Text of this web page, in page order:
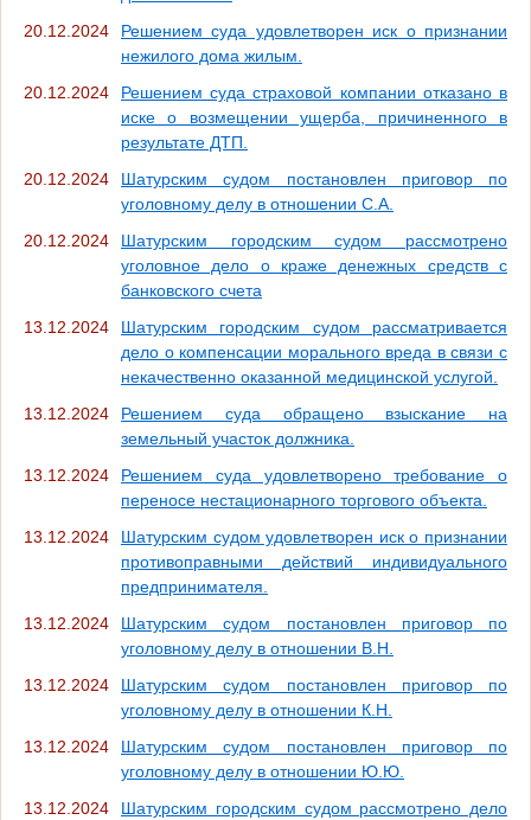
20.12.2024
Решением суда удовлетворен иск о признании
нежилого дома жилым.
20.12.2024
Решением суда страховой компании отказано в
иске о возмещении ущерба, причиненного в
результате ДТП.
20.12.2024
Шатурским судом постановлен приговор по
уголовному делу в отношении С.А.
20.12.2024
Шатурским городским судом рассмотрено
уголовное дело о краже денежных средств с
банковского счета
13.12.2024
Шатурским городским судом рассматривается
дело о компенсации морального вреда в связи с
некачественно оказанной медицинской услугой.
13.12.2024
Решением суда обращено взыскание на
земельный участок должника.
13.12.2024
Решением суда удовлетворено требование о
переносе нестационарного торгового объекта.
13.12.2024
Шатурским судом удовлетворен иск о признании
противоправными действий индивидуального
предпринимателя.
13.12.2024
Шатурским судом постановлен приговор по
уголовному делу в отношении В.Н.
13.12.2024
Шатурским судом постановлен приговор по
уголовному делу в отношении К.Н.
13.12.2024
Шатурским судом постановлен приговор по
уголовному делу в отношении Ю.Ю.
13.12.2024
Шатурским городским судом рассмотрено дело